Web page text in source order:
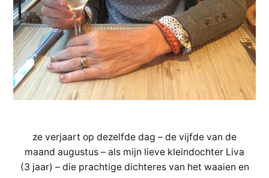
ze verjaart op dezelfde dag – de vijfde van de
maand augustus – als mijn lieve kleindochter Liva
(3 jaar) – die prachtige dichteres van het waaien en